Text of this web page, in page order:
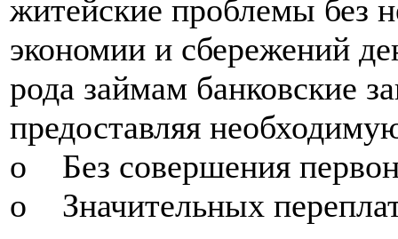
житейские проблемы без
экономии и сбережений
рода займам банковские
предоставляя
o Без совершения
o Значительных